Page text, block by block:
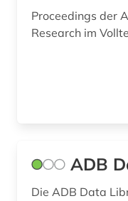
deep
design (7)
Proceedings der
Research im
ADB
Die ADB Data